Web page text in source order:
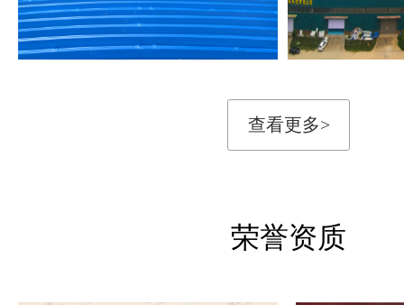
查看更多>
荣誉资质